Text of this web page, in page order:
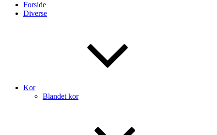
Forside
Diverse
Kor
Blandet kor